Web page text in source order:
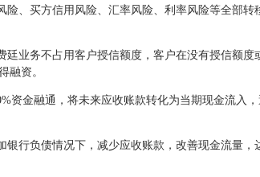
险、买方信用风险、汇率风险、利率风险等全部转
廷业务不占用客户授信额度，客户在没有授信额度
融资。
资金融通，将未来应收账款转化为当期现金流入
银行负债情况下，减少应收账款，改善现金流量，